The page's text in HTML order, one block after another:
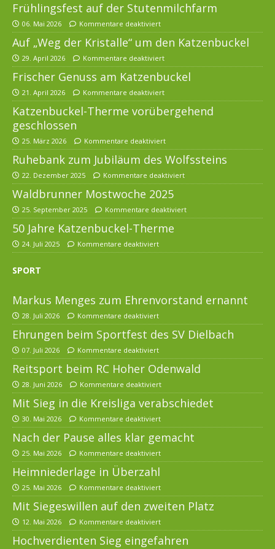
Frühlingsfest auf der Stutenmilchfarm
06. Mai 2026 Kommentare deaktiviert
Auf „Weg der Kristalle“ um den Katzenbuckel
29. April 2026 Kommentare deaktiviert
Frischer Genuss am Katzenbuckel
21. April 2026 Kommentare deaktiviert
Katzenbuckel-Therme vorübergehend
geschlossen
25. März 2026 Kommentare deaktiviert
Ruhebank zum Jubiläum des Wolfssteins
22. Dezember 2025 Kommentare deaktiviert
Waldbrunner Mostwoche 2025
25. September 2025 Kommentare deaktiviert
50 Jahre Katzenbuckel-Therme
24. Juli 2025 Kommentare deaktiviert
SPORT
Markus Menges zum Ehrenvorstand ernannt
28. Juli 2026 Kommentare deaktiviert
Ehrungen beim Sportfest des SV Dielbach
07. Juli 2026 Kommentare deaktiviert
Reitsport beim RC Hoher Odenwald
28. Juni 2026 Kommentare deaktiviert
Mit Sieg in die Kreisliga verabschiedet
30. Mai 2026 Kommentare deaktiviert
Nach der Pause alles klar gemacht
25. Mai 2026 Kommentare deaktiviert
Heimniederlage in Überzahl
25. Mai 2026 Kommentare deaktiviert
Mit Siegeswillen auf den zweiten Platz
12. Mai 2026 Kommentare deaktiviert
Hochverdienten Sieg eingefahren